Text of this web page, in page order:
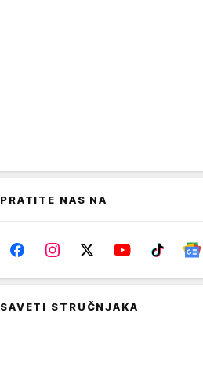
PRATITE NAS NA
SAVETI STRUČNJAKA